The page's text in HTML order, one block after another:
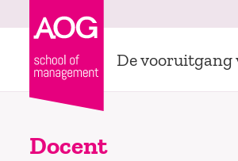
De vooruitgang
Docent